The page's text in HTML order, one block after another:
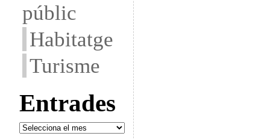
públic
Habitatge
Turisme
Entrades
Entrades